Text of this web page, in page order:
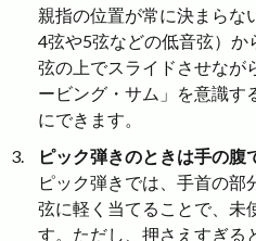
親指の位置が常に決まらな
4弦や5弦などの低音弦）
弦の上でスライドさせなが
ービング・サム」を意識す
にできます。
ピック弾きのときは手の腹
ピック弾きでは、手首の
弦に軽く当てることで、未
す。ただし、押さえすぎる